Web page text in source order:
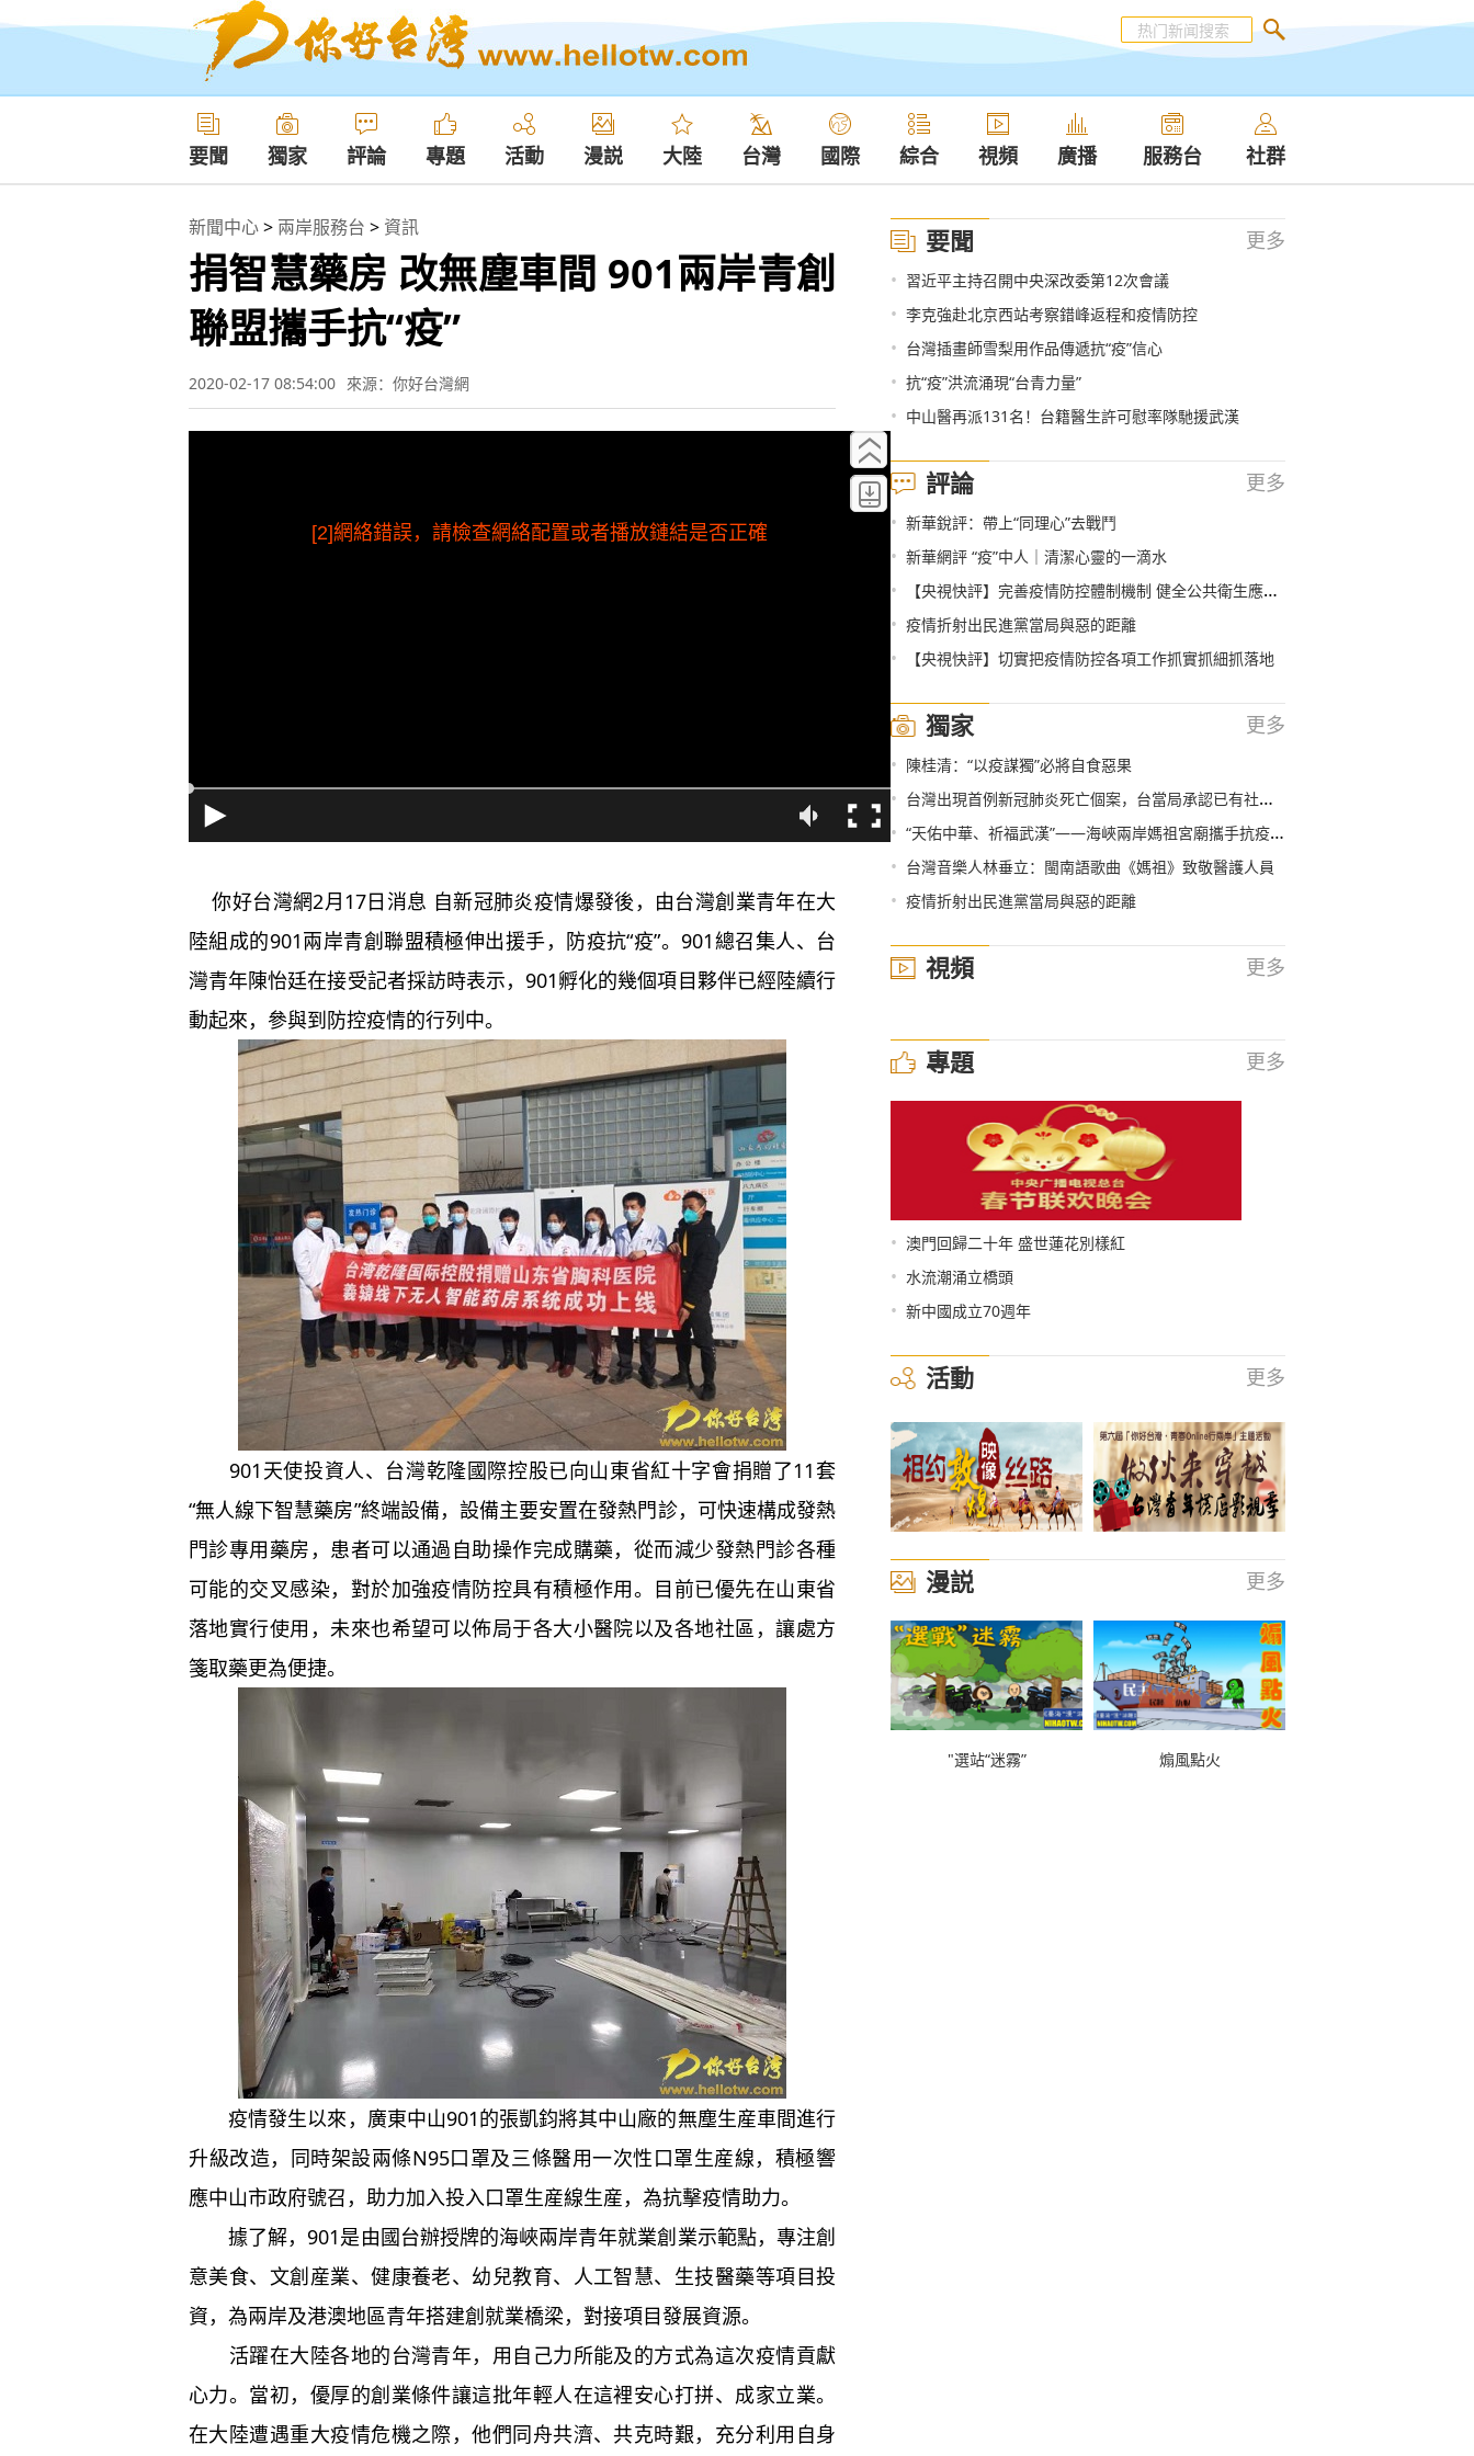
要聞 獨家 評論 專題 活動 漫説 大陸 台灣 國際 綜合 視頻 廣播 服務台 社群
新聞中心> 兩岸服務台 > 資訊
捐智慧藥房 改無塵車間 901兩岸青創
聯盟攜手抗“疫”
2020-02-17 08:54:00 來源：你好台灣網
[2]網絡錯誤，請檢查網絡配置或者播放鏈結是否正確
你好台灣網2月17日消息 自新冠肺炎疫情爆發後，由台灣創業青年在大
陸組成的901兩岸青創聯盟積極伸出援手，防疫抗“疫”。901總召集人、台
灣青年陳怡廷在接受記者採訪時表示，901孵化的幾個項目夥伴已經陸續行
動起來，參與到防控疫情的行列中。
901天使投資人、台灣乾隆國際控股已向山東省紅十字會捐贈了11套
“無人線下智慧藥房”終端設備，設備主要安置在發熱門診，可快速構成發熱
門診專用藥房，患者可以通過自助操作完成購藥，從而減少發熱門診各種
可能的交叉感染，對於加強疫情防控具有積極作用。目前已優先在山東省
落地實行使用，未來也希望可以佈局于各大小醫院以及各地社區，讓處方
箋取藥更為便捷。
疫情發生以來，廣東中山901的張凱鈞將其中山廠的無塵生産車間進行
升級改造，同時架設兩條N95口罩及三條醫用一次性口罩生産線，積極響
應中山市政府號召，助力加入投入口罩生産線生産，為抗擊疫情助力。
據了解，901是由國台辦授牌的海峽兩岸青年就業創業示範點，專注創
意美食、文創産業、健康養老、幼兒教育、人工智慧、生技醫藥等項目投
資，為兩岸及港澳地區青年搭建創就業橋梁，對接項目發展資源。
活躍在大陸各地的台灣青年，用自己力所能及的方式為這次疫情貢獻
心力。當初，優厚的創業條件讓這批年輕人在這裡安心打拼、成家立業。
在大陸遭遇重大疫情危機之際，他們同舟共濟、共克時艱，充分利用自身
要聞 更多
• 習近平主持召開中央深改委第12次會議
• 李克強赴北京西站考察錯峰返程和疫情防控
• 台灣插畫師雪梨用作品傳遞抗“疫”信心
• 抗“疫”洪流涌現“台青力量”
• 中山醫再派131名！台籍醫生許可慰率隊馳援武漢
評論 更多
• 新華銳評：帶上“同理心”去戰鬥
• 新華網評 “疫”中人｜清潔心靈的一滴水
• 【央視快評】完善疫情防控體制機制 健全公共衛生應急管理
• 疫情折射出民進黨當局與惡的距離
• 【央視快評】切實把疫情防控各項工作抓實抓細抓落地
獨家 更多
• 陳桂清：“以疫謀獨”必將自食惡果
• 台灣出現首例新冠肺炎死亡個案，台當局承認已有社區感染
• “天佑中華、祈福武漢”——海峽兩岸媽祖宮廟攜手抗疫線上祈福
• 台灣音樂人林垂立：閩南語歌曲《媽祖》致敬醫護人員
• 疫情折射出民進黨當局與惡的距離
視頻 更多
專題 更多
• 澳門回歸二十年 盛世蓮花別樣紅
• 水流潮涌立橋頭
• 新中國成立70週年
活動 更多
漫説 更多
"選站“迷霧” 煽風點火